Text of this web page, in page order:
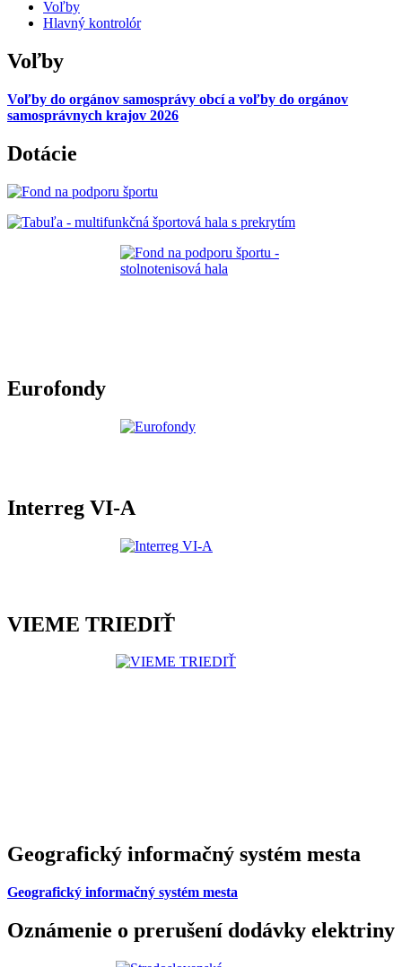
Voľby
Hlavný kontrolór
Voľby
Voľby do orgánov samosprávy obcí a voľby do orgánov
samosprávnych krajov 2026
Dotácie
Eurofondy
Interreg VI-A
VIEME TRIEDIŤ
Geografický informačný systém mesta
Geografický informačný systém mesta
Oznámenie o prerušení dodávky elektriny